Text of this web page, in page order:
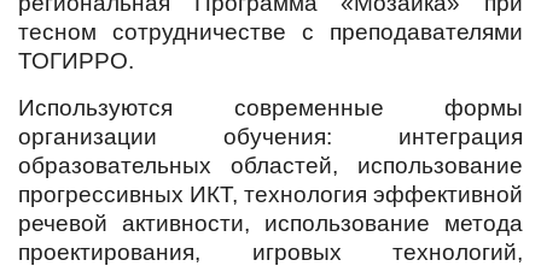
тесном сотрудничестве с преподавателями
ТОГИРРО.
Используются современные формы
организации обучения: интеграция
образовательных областей, использование
прогрессивных ИКТ, технология эффективной
речевой активности, использование метода
проектирования, игровых технологий,